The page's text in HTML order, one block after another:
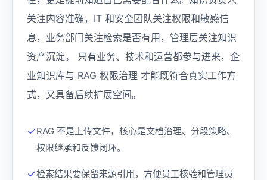
关注内容准确，IT 和安全团队关注权限和敏感信
息，业务部门关注检索是否有用，管理层关注知识
资产沉淀。 只有业务、技术和运营都参与进来，企
业知识库与 RAG 权限治理 才能既符合真实工作方
式，又具备后续扩展空间。
RAG 不是上传文件，核心是文档治理、分段策略、
权限继承和反馈闭环。
检索结果要保留来源引用，方便员工核验和管理员